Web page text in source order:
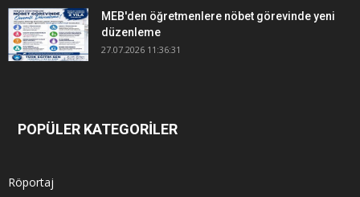
MEB'den öğretmenlere nöbet görevinde yeni
düzenleme
27.07.2026 11:36:31
POPÜLER KATEGORİLER
Röportaj